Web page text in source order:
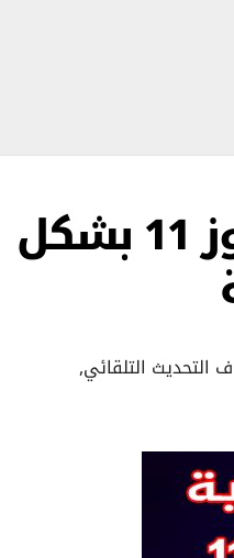
إيقاف تحديثات ويندوز 10 و ويندوز 11 بشكل
التحديث التلقائي,